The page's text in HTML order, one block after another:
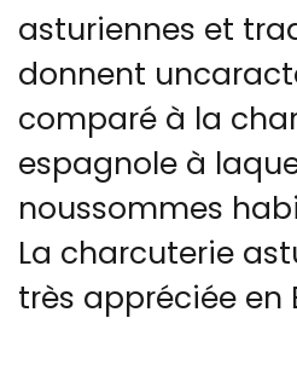
asturiennes et
donnent
comparé à la
espagnole à
noussommes
La charcuterie
très appréciée en